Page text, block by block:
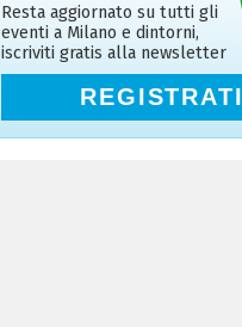
Resta aggiornato su tutti gli
eventi a Milano e dintorni,
iscriviti gratis alla newsletter
REGISTRATI